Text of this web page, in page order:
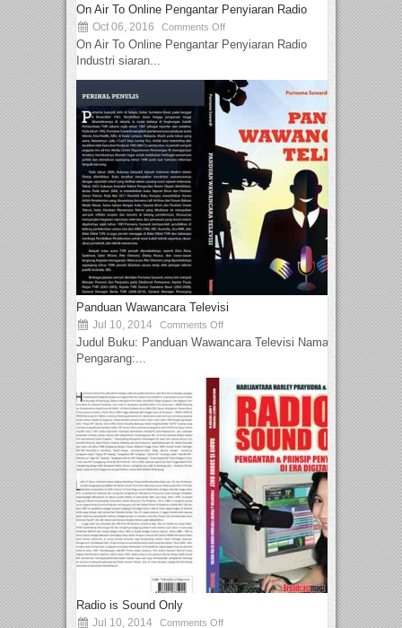
On Air To Online Pengantar Penyiaran Radio
Oct 06, 2016 Comments Off
On Air To Online Pengantar Penyiaran Radio
Industri siaran...
Panduan Wawancara Televisi
Jul 10, 2014 Comments Off
Judul Buku: Panduan Wawancara Televisi Nama
Pengarang:...
Radio is Sound Only
Jul 10, 2014 Comments Off